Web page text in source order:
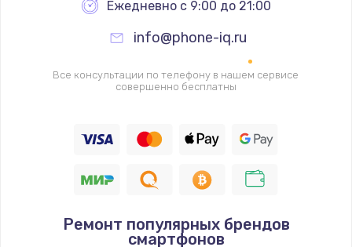
Замена элемента
1190 руб.
Заказать
1330 руб.
1190 руб.
Ежедневно с 9:00 до 21:00
info@phone-iq.ru
Все консультации по телефону в нашем сервисе
совершенно бесплатны
Ремонт популярных брендов
смартфонов